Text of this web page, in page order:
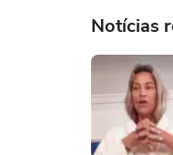
Notícias